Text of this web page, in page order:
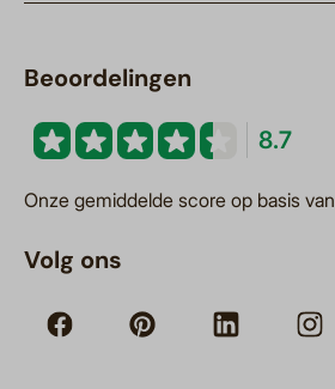
Beoordelingen
8.7
Onze gemiddelde score op basis van
Volg ons